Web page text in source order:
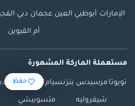
حفظ
الإمارات أبوظبي العين عجمان دبي
أم القيوين
مستعملة الماركة المشهورة
تويوتا مرسيدس بنزنسياملكزسبي ام
شيفروليه متسوبيشي